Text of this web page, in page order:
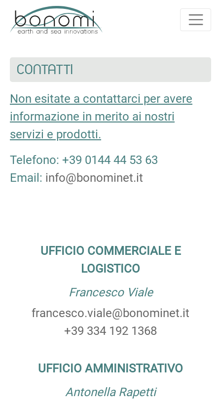
CONTATTI
Non esitate a contattarci per avere
informazione in merito ai nostri
servizi e prodotti.
Telefono: +39 0144 44 53 63
Email: info@bonominet.it
UFFICIO COMMERCIALE E
LOGISTICO
Francesco Viale
francesco.viale@bonominet.it
+39 334 192 1368
UFFICIO AMMINISTRATIVO
Antonella Rapetti